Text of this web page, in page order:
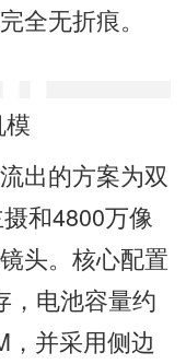
全无折痕。
出的方案为双
和4800万像
头。核心配置
，电池容量约
，并采用侧边